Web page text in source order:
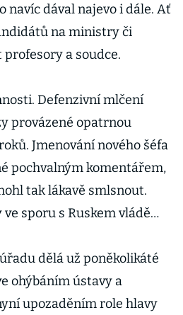
navíc dával najevo i dále. Ať
na ministry či
a soudce.
Defenzivní mlčení
provázené opatrnou
Jmenování nového šéfa
pochvalným komentářem,
tak lákavě smlsnout.
sporu s Ruskem vládě…
dělá už poněkolikáté
ohýbáním ústavy a
upozaděním role hlavy